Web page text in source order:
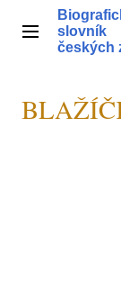
obsahHlavní menu
slovník
českých